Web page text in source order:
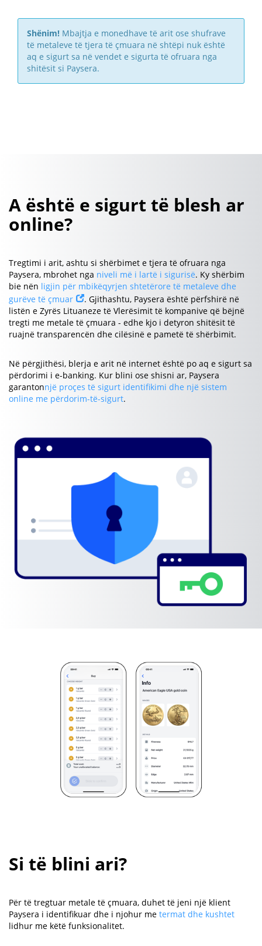
Shënim! Mbajtja e monedhave të arit ose shufrave
të metaleve të tjera të çmuara në shtëpi nuk është
aq e sigurt sa në vendet e sigurta të ofruara nga
shitësit si Paysera.
A është e sigurt të blesh ar
online?
Tregtimi i arit, ashtu si shërbimet e tjera të ofruara nga
Paysera, mbrohet nga niveli më i lartë i sigurisë. Ky shërbim
bie nën ligjin për mbikëqyrjen shtetërore të metaleve dhe
gurëve të çmuar
. Gjithashtu, Paysera është përfshirë në
listën e Zyrës Lituaneze të Vlerësimit të kompanive që bëjnë
tregti me metale të çmuara - edhe kjo i detyron shitësit të
ruajnë transparencën dhe cilësinë e pametë të shërbimit.
Në përgjithësi, blerja e arit në internet është po aq e sigurt sa
përdorimi i e-banking. Kur blini ose shisni ar, Paysera
garantonnjë proçes të sigurt identifikimi dhe një sistem
online me përdorim-të-sigurt.
Si të blini ari?
Për të tregtuar metale të çmuara, duhet të jeni një klient
Paysera i identifikuar dhe i njohur me termat dhe kushtet
lidhur me këtë funksionalitet.